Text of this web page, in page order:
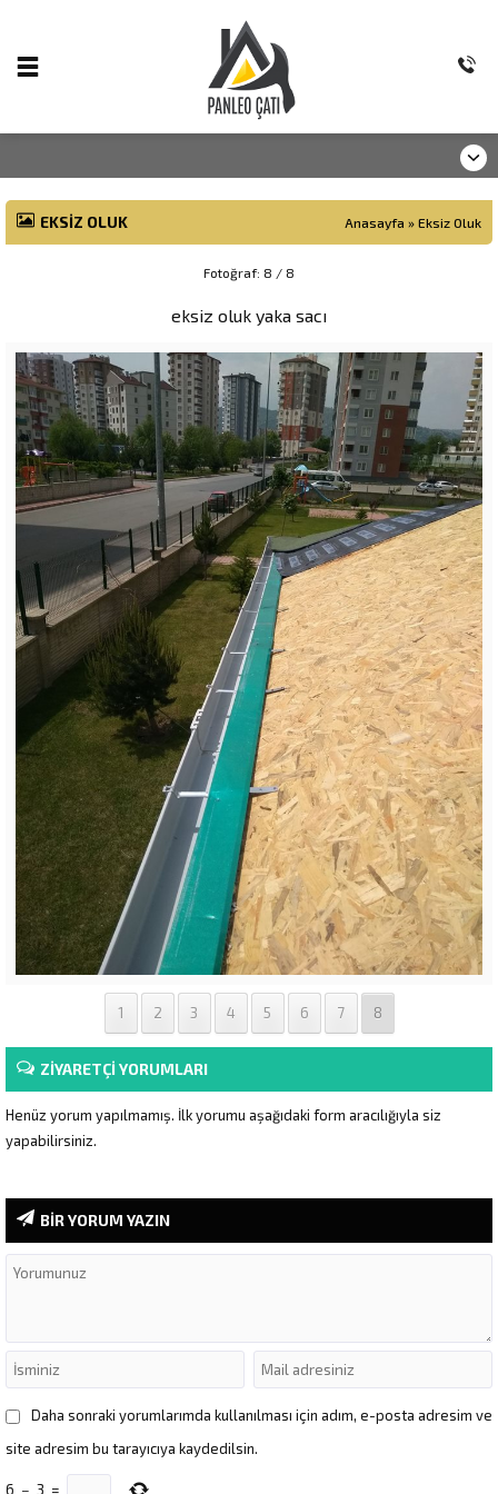
EKSIZ OLUK Anasayfa » Eksiz Oluk
Fotoğraf: 8 / 8
eksiz oluk yaka sacı
1 2 3 4 5 6 7 8
ZİYARETÇİ YORUMLARI
Henüz yorum yapılmamış. İlk yorumu aşağıdaki form aracılığıyla siz
yapabilirsiniz.
BİR YORUM YAZIN
Daha sonraki yorumlarımda kullanılması için adım, e-posta adresim ve
site adresim bu tarayıcıya kaydedilsin.
6 − 3 =